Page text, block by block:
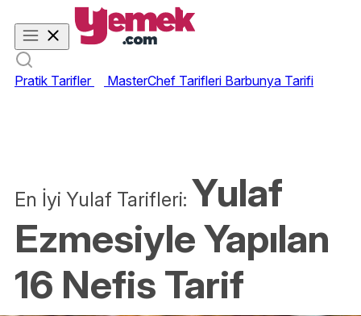
Pratik Tarifler MasterChef Tarifleri Barbunya Tarifi
En İyi Yulaf Tarifleri: Yulaf
Ezmesiyle Yapılan
16 Nefis Tarif